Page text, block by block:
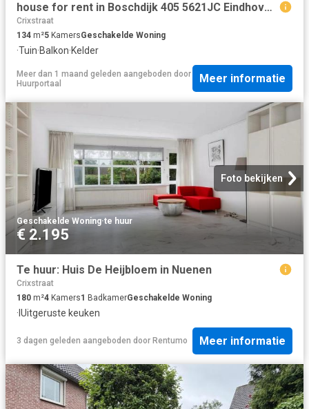
house for rent in Boschdijk 405 5621JC Eindhoven Woensel West Eindhoven
Crixstraat
134 m²5 KamersGeschakelde Woning
·Tuin·Balkon·Kelder
Meer dan 1 maand geleden aangeboden door
Huurportaal
Meer informatie
Foto bekijken
Geschakelde Woning·te huur
€ 2.195
Te huur: Huis De Heijbloem in Nuenen
Crixstraat
180 m²4 Kamers1 BadkamerGeschakelde Woning
·IUitgeruste keuken
3 dagen geleden aangeboden door Rentumo Meer informatie